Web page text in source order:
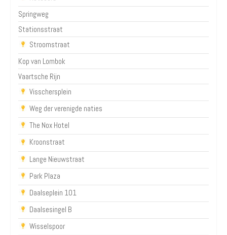
Springweg
Stationsstraat
Stroomstraat
Kop van Lombok
Vaartsche Rijn
Visschersplein
Weg der verenigde naties
The Nox Hotel
Kroonstraat
Lange Nieuwstraat
Park Plaza
Daalseplein 101
Daalsesingel B
Wisselspoor